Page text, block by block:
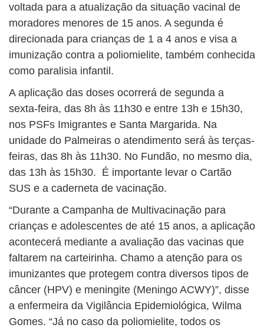
voltada para a atualização da situação vacinal de
moradores menores de 15 anos. A segunda é
direcionada para crianças de 1 a 4 anos e visa a
imunização contra a poliomielite, também conhecida
como paralisia infantil.
A aplicação das doses ocorrerá de segunda a
sexta-feira, das 8h às 11h30 e entre 13h e 15h30,
nos PSFs Imigrantes e Santa Margarida. Na
unidade do Palmeiras o atendimento será às terças-
feiras, das 8h às 11h30. No Fundão, no mesmo dia,
das 13h às 15h30. É importante levar o Cartão
SUS e a caderneta de vacinação.
“Durante a Campanha de Multivacinação para
crianças e adolescentes de até 15 anos, a aplicação
acontecerá mediante a avaliação das vacinas que
faltarem na carteirinha. Chamo a atenção para os
imunizantes que protegem contra diversos tipos de
câncer (HPV) e meningite (Meningo ACWY)”, disse
a enfermeira da Vigilância Epidemiológica, Wilma
Gomes. “Já no caso da poliomielite, todos os